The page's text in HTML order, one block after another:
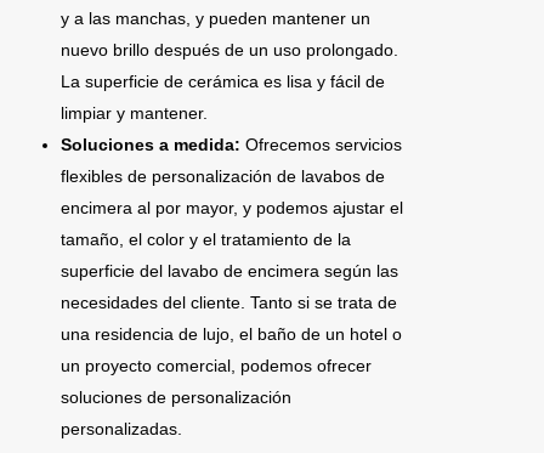
y a las manchas, y pueden mantener un
nuevo brillo después de un uso prolongado.
La superficie de cerámica es lisa y fácil de
limpiar y mantener.
Soluciones a medida: Ofrecemos servicios
flexibles de personalización de lavabos de
encimera al por mayor, y podemos ajustar el
tamaño, el color y el tratamiento de la
superficie del lavabo de encimera según las
necesidades del cliente. Tanto si se trata de
una residencia de lujo, el baño de un hotel o
un proyecto comercial, podemos ofrecer
soluciones de personalización
personalizadas.